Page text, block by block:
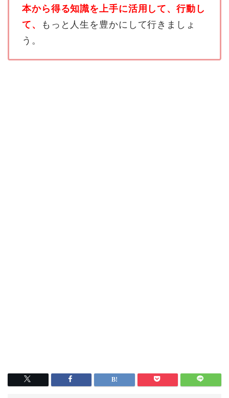
本から得る知識を上手に活用して、行動し
て、
もっと人生を豊かにして行きましょ
う。